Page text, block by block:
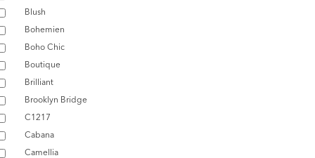
Blush
Bohemien
Boho Chic
Boutique
Brilliant
Brooklyn Bridge
C1217
Cabana
Camellia